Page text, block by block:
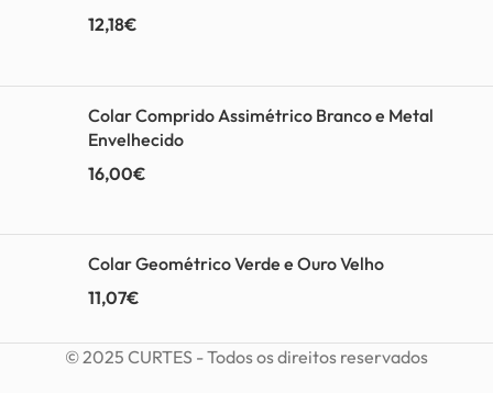
12,18€
Colar Comprido Assimétrico Branco e Metal
Envelhecido
16,00€
Colar Geométrico Verde e Ouro Velho
11,07€
© 2025 CURTES - Todos os direitos reservados